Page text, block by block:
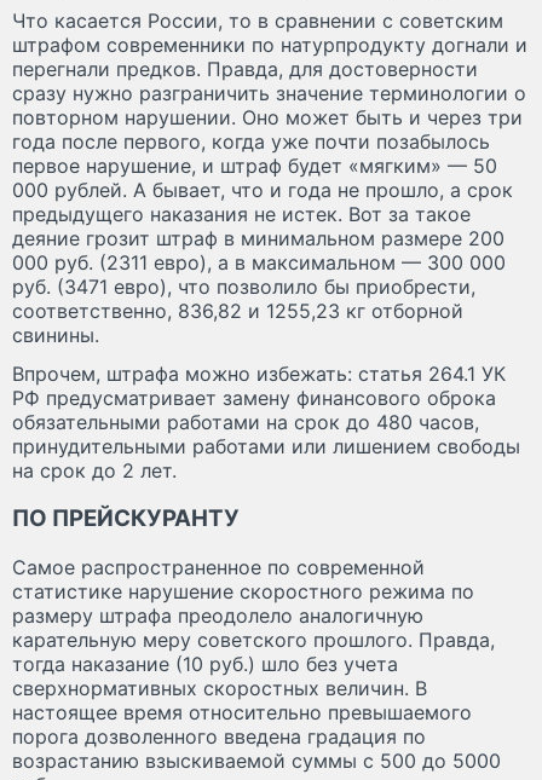
Что касается России, то в сравнении с советским
штрафом современники по натурпродукту догнали и
перегнали предков. Правда, для достоверности
сразу нужно разграничить значение терминологии о
повторном нарушении. Оно может быть и через три
года после первого, когда уже почти позабылось
первое нарушение, и штраф будет «мягким» — 50
000 рублей. А бывает, что и года не прошло, а срок
предыдущего наказания не истек. Вот за такое
деяние грозит штраф в минимальном размере 200
000 руб. (2311 евро), а в максимальном — 300 000
руб. (3471 евро), что позволило бы приобрести,
соответственно, 836,82 и 1255,23 кг отборной
свинины.
Впрочем, штрафа можно избежать: статья 264.1 УК
РФ предусматривает замену финансового оброка
обязательными работами на срок до 480 часов,
принудительными работами или лишением свободы
на срок до 2 лет.
ПО ПРЕЙСКУРАНТУ
Самое распространенное по современной
статистике нарушение скоростного режима по
размеру штрафа преодолело аналогичную
карательную меру советского прошлого. Правда,
тогда наказание (10 руб.) шло без учета
сверхнормативных скоростных величин. В
настоящее время относительно превышаемого
порога дозволенного введена градация по
возрастанию взыскиваемой суммы с 500 до 5000